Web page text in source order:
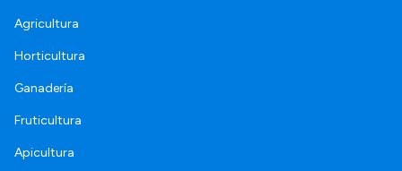
Agricultura
Horticultura
Ganadería
Fruticultura
Apicultura